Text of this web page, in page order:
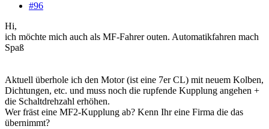
#96
Hi,
ich möchte mich auch als MF-Fahrer outen. Automatikfahren mach
Spaß
Aktuell überhole ich den Motor (ist eine 7er CL) mit neuem Kolben,
Dichtungen, etc. und muss noch die rupfende Kupplung angehen +
die Schaltdrehzahl erhöhen.
Wer fräst eine MF2-Kupplung ab? Kenn Ihr eine Firma die das
übernimmt?